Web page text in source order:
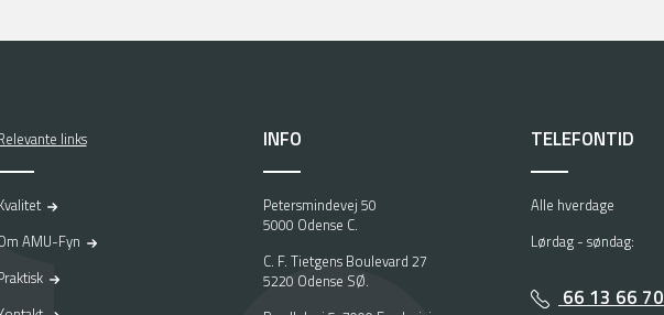
links
AMU-Fyn
INFO
Petersmindevej 50
5000 Odense C.
C. F. Tietgens Boulevard 27
5220 Odense SØ.
TELEFONTID
Alle hverdage
Lørdag - søndag:
66 13 66 70